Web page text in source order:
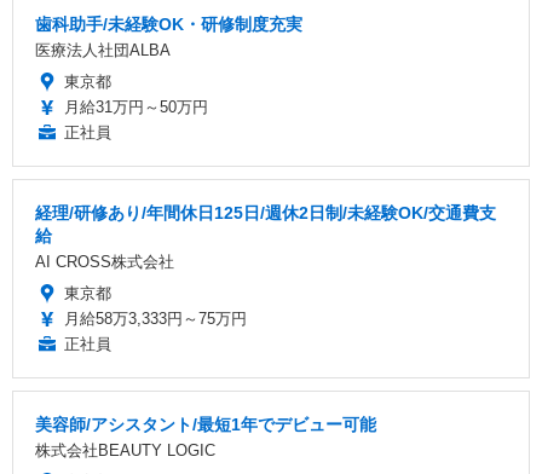
歯科助手/未経験OK・研修制度充実
医療法人社団ALBA
東京都
月給31万円～50万円
正社員
経理/研修あり/年間休日125日/週休2日制/未経験OK/交通費支
給
AI CROSS株式会社
東京都
月給58万3,333円～75万円
正社員
美容師/アシスタント/最短1年でデビュー可能
株式会社BEAUTY LOGIC